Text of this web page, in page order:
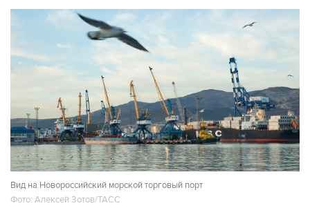
Вид на Новороссийский морской торговый порт
Фото: Алексей Зотов/ТАСС